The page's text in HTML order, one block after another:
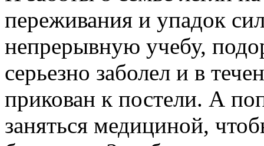
переживания и упадок
непрерывную учебу,
серьезно заболел и в
прикован к постели. А
заняться медициной,